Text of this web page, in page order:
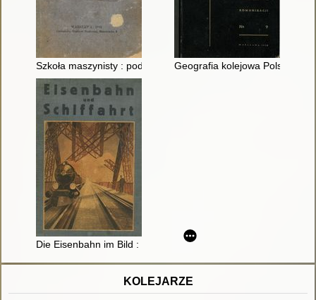
Szkoła maszynisty : podręcznik dla urzędników dróg
Geografia kolejowa Polski z
Die Eisenbahn im Bild : Eine Bilderreihe aus aller Welt Erstef
KOLEJARZE